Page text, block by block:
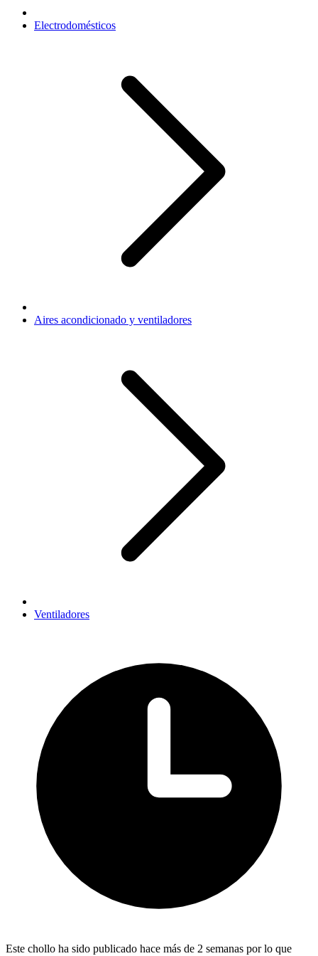
Electrodomésticos
Aires acondicionado y ventiladores
Ventiladores
Este chollo ha sido publicado hace más de 2 semanas por lo que